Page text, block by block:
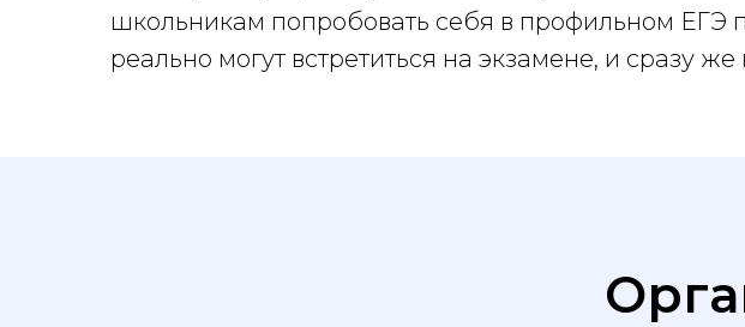
школьникам попробовать себя в профильном ЕГЭ
реально могут встретиться на экзамене, и сразу же